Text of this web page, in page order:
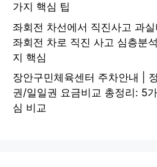
가지 핵심 팁
좌회전 차선에서 직진사고 과
좌회전 차로 직진 사고 심층분
지 핵심
장안구민체육센터 주차안내 |
권/일일권 요금비교 총정리: 5
심 비교